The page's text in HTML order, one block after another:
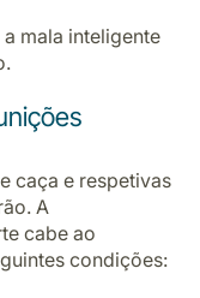
mala inteligente
caça e respetivas
A
cabe ao
condições: